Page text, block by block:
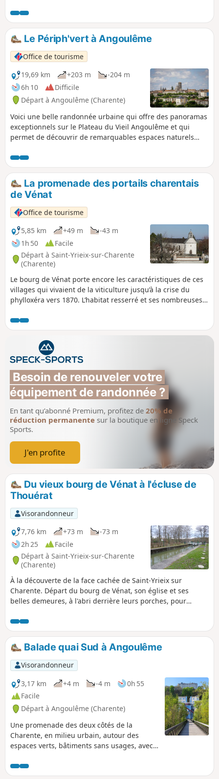
Le Périph'vert à Angoulême
Office de tourisme
19,69 km
+203 m
-204 m
6h 10
Difficile
Départ à Angoulême (Charente)
Voici une belle randonnée urbaine qui offre des panoramas
exceptionnels sur le Plateau du Vieil Angoulême et qui
permet de découvrir de remarquables espaces naturels
Pontouvre. Ce circuit est balisé en Jaune.
La promenade des portails charentais
de Vénat
Office de tourisme
5,85 km
+49 m
-43 m
1h 50
Facile
Départ à Saint-Yrieix-sur-Charente
(Charente)
Le bourg de Vénat porte encore les caractéristiques de ces
villages qui vivaient de la viticulture jusqu’à la crise du
phylloxéra vers 1870. L’habitat resserré et ses nombreuses
peut encore y découvrir puits, lavoirs et porches témoins du
passé.
Besoin de renouveler votre
équipement de randonnée ?
En tant qu’abonné Premium, profitez de 20% de
réduction permanente sur la boutique en ligne Speck
Sports.
J'en profite
Du vieux bourg de Vénat à l'écluse de
Thouérat
Visorandonneur
7,76 km
+73 m
-73 m
2h 25
Facile
Départ à Saint-Yrieix-sur-Charente
(Charente)
À la découverte de la face cachée de Saint-Yrieix sur
Charente. Départ du bourg de Vénat, son église et ses
belles demeures, à l'abri derrière leurs porches, pour
Thouérat. Un parcours varié, qui associe nature et
patrimoine et réserve de belles surprises (point de vue,
fontaines). La campagne à la ville !
Balade quai Sud à Angoulême
Visorandonneur
3,17 km
+4 m -4 m
0h 55
Facile
Départ à Angoulême (Charente)
Une promenade des deux côtés de la
Charente, en milieu urbain, autour des
espaces verts, bâtiments sans usages, avec
finira par une belle arrivée le long du quai
Sud sur 1km.